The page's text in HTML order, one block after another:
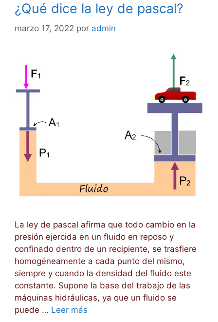
¿Qué dice la ley de pascal?
marzo 17, 2022 por admin
La ley de pascal afirma que todo cambio en la
presión ejercida en un fluido en reposo y
confinado dentro de un recipiente, se trasfiere
homogéneamente a cada punto del mismo,
siempre y cuando la densidad del fluido este
constante. Supone la base del trabajo de las
máquinas hidráulicas, ya que un fluido se
puede … Leer más